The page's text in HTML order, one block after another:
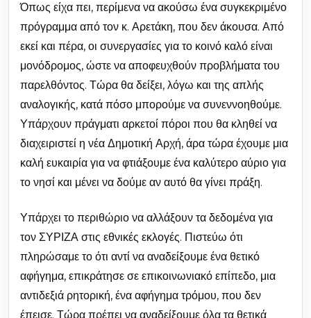
Όπως είχα πει, περίμενα να ακούσω ένα συγκεκριμένο
πρόγραμμα από τον κ. Αρετάκη, που δεν άκουσα. Από
εκεί και πέρα, οι συνεργασίες για το κοινό καλό είναι
μονόδρομος, ώστε να αποφευχθούν προβλήματα του
παρελθόντος. Τώρα θα δείξει, λόγω και της απλής
αναλογικής, κατά πόσο μπορούμε να συνεννοηθούμε.
Υπάρχουν πράγματι αρκετοί πόροι που θα κληθεί να
διαχειριστεί η νέα Δημοτική Αρχή, άρα τώρα έχουμε μια
καλή ευκαιρία για να φτιάξουμε ένα καλύτερο αύριο για
το νησί και μένει να δούμε αν αυτό θα γίνει πράξη.
Υπάρχει το περιθώριο να αλλάξουν τα δεδομένα για
τον ΣΥΡΙΖΑ στις εθνικές εκλογές. Πιστεύω ότι
πληρώσαμε το ότι αντί να αναδείξουμε ένα θετικό
αφήγημα, επικράτησε σε επικοινωνιακό επίπεδο, μια
αντιδεξιά ρητορική, ένα αφήγημα τρόμου, που δεν
έπεισε. Τώρα πρέπει να αναδείξουμε όλα τα θετικά